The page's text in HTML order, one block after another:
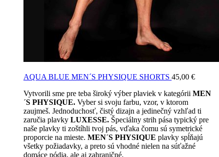
AQUA BLUE MEN´S PHYSIQUE SHORTS 45,00 €
Vytvorili sme pre teba široký výber plaviek v kategórii MEN
´S PHYSIQUE. Vyber si svoju farbu, vzor, v ktorom
zaujmeš. Jednoduchosť, čistý dizajn a jedinečný vzhľad ti
zaručia plavky LUXESSE. Špeciálny strih pása typický pre
naše plavky ti zoštíhli tvoj pás, vďaka čomu sú symetrické
proporcie na mieste. MEN´S PHYSIQUE plavky spĺňajú
všetky požiadavky, a preto sú vhodné nielen na súťažné
domáce pódia, ale aj zahraničné.